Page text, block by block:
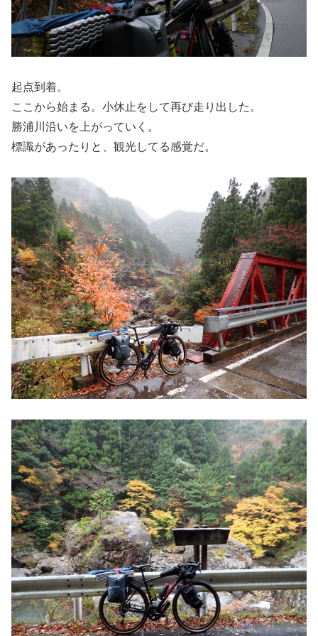
起点到着。
ここから始まる。小休止をして再び走り出した。
勝浦川沿いを上がっていく。
標識があったりと、観光してる感覚だ。